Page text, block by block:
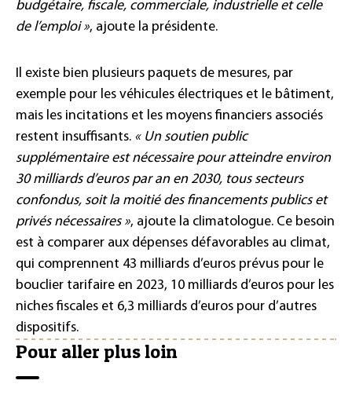
budgétaire, fiscale, commerciale, industrielle et celle
de l’emploi », ajoute la présidente.
Il existe bien plusieurs paquets de mesures, par
exemple pour les véhicules électriques et le bâtiment,
mais les incitations et les moyens financiers associés
restent insuffisants. « Un soutien public
supplémentaire est nécessaire pour atteindre environ
30 milliards d’euros par an en 2030, tous secteurs
confondus, soit la moitié des financements publics et
privés nécessaires », ajoute la climatologue. Ce besoin
est à comparer aux dépenses défavorables au climat,
qui comprennent 43 milliards d’euros prévus pour le
bouclier tarifaire en 2023, 10 milliards d’euros pour les
niches fiscales et 6,3 milliards d’euros pour d’autres
dispositifs.
Pour aller plus loin